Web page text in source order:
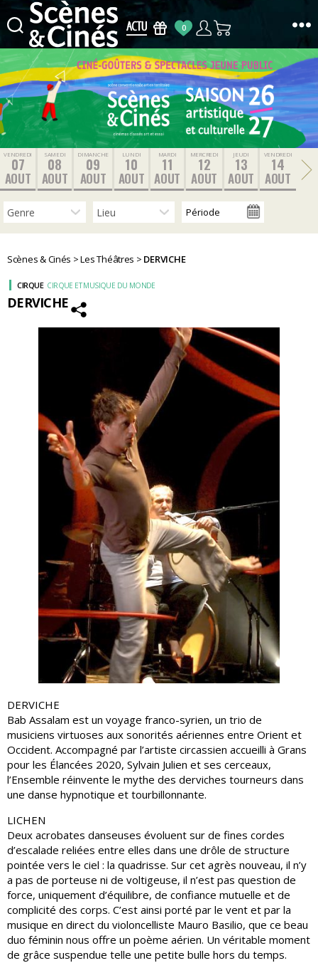
Scènes
&
Cinés
0
VENDREDI
07
AOUT
SAMEDI
08
AOUT
DIMANCHE
09
AOUT
LUNDI
10
AOUT
MARDI
11
AOUT
MERCREDI
12
AOUT
JEUDI
13
AOUT
VENDREDI
14
AOUT
Scènes & Cinés >Les Théâtres > DERVICHE
DERVICHE
CIRQUE CIRQUE ET MUSIQUE DU MONDE
DERVICHE
Bab Assalam est un voyage franco-syrien, un trio de
musiciens virtuoses aux sonorités aériennes entre Orient et
Occident. Accompagné par l’artiste circassien accueilli à Grans
pour les Élancées 2020, Sylvain Julien et ses cerceaux,
l’Ensemble réinvente le mythe des derviches tourneurs dans
une danse hypnotique et tourbillonnante.
LICHEN
Deux acrobates danseuses évoluent sur de fines cordes
d’escalade reliées entre elles dans une drôle de structure
pointée vers le ciel : la quadrisse. Sur cet agrès nouveau, il n’y
a pas de porteuse ni de voltigeuse, il n’est pas question de
force, uniquement d’équilibre, de confiance mutuelle et de
complicité des corps. C’est ainsi porté par le vent et par la
musique en direct du violoncelliste Mauro Basilio, que ce beau
duo féminin nous offre un poème aérien. Un véritable moment
de grâce suspendue telle une petite bulle hors du temps.